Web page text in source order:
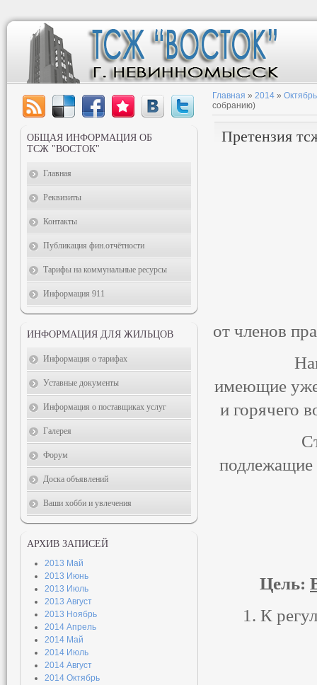
Главная » 2014 » Октябрь
собранию)
Претензия
от членов
Наше
имеющие
и горячего
подлежащие
Цель:
1. К
ОБЩАЯ ИНФОРМАЦИЯ ОБ
ТСЖ "ВОСТОК"
Главная
Реквизиты
Контакты
Публикация фин.отчётности
Тарифы на коммунальные ресурсы
Информация 911
ИНФОРМАЦИЯ ДЛЯ ЖИЛЬЦОВ
Информация о тарифах
Уставные документы
Информация о поставщиках услуг
Галерея
Форум
Доска объявлений
Ваши хобби и увлечения
АРХИВ ЗАПИСЕЙ
2013 Май
2013 Июнь
2013 Июль
2013 Август
2013 Ноябрь
2014 Апрель
2014 Май
2014 Июль
2014 Август
2014 Октябрь